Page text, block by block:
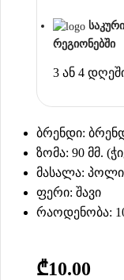
რეგიონებში
3 ან 4
ბრენდი:
ზომა: 90 მმ.
მასალა:
ფერი: შავი
რაოდენობა:
₾10.00